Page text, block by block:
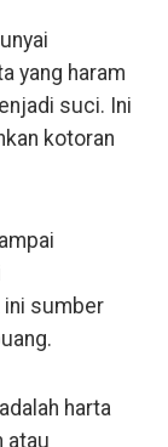
yang haram
suci. Ini
kotoran
ini sumber
harta
atau